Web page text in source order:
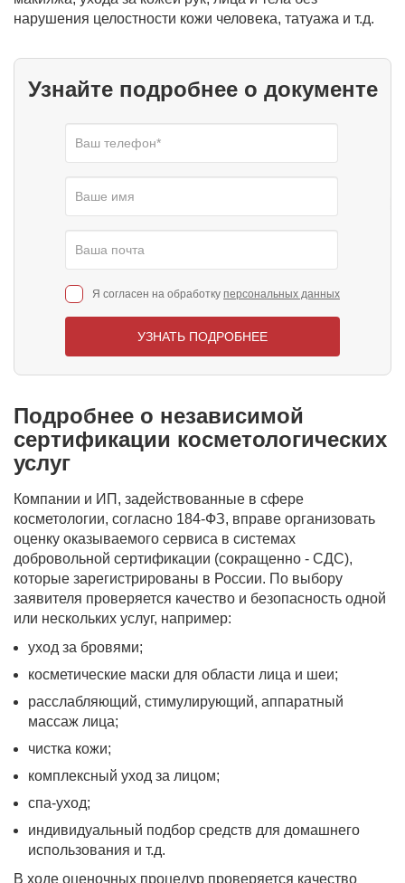
нарушения целостности кожи человека, татуажа и т.д.
Узнайте подробнее о документе
Я согласен на обработку персональных данных
УЗНАТЬ ПОДРОБНЕЕ
Подробнее о независимой
сертификации косметологических
услуг
Компании и ИП, задействованные в сфере
косметологии, согласно 184-ФЗ, вправе организовать
оценку оказываемого сервиса в системах
добровольной сертификации (сокращенно - СДС),
которые зарегистрированы в России. По выбору
заявителя проверяется качество и безопасность одной
или нескольких услуг, например:
уход за бровями;
косметические маски для области лица и шеи;
расслабляющий, стимулирующий, аппаратный
массаж лица;
чистка кожи;
комплексный уход за лицом;
спа-уход;
индивидуальный подбор средств для домашнего
использования и т.д.
В ходе оценочных процедур проверяется качество